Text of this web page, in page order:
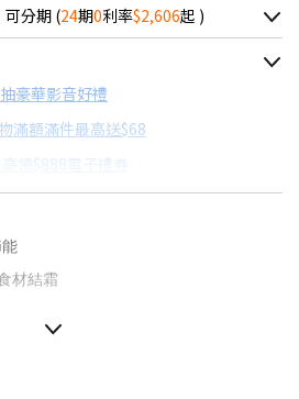
可分期 (24期0利率$2,606起 )
，請以購物車顯示為主
每期金額
$5,212
配合銀行/業者
豪華影音好禮
滿額滿件最高送$68
領$888電子禮券
聯名卡滿額最高回饋25%
滿額享回饋
材結霜